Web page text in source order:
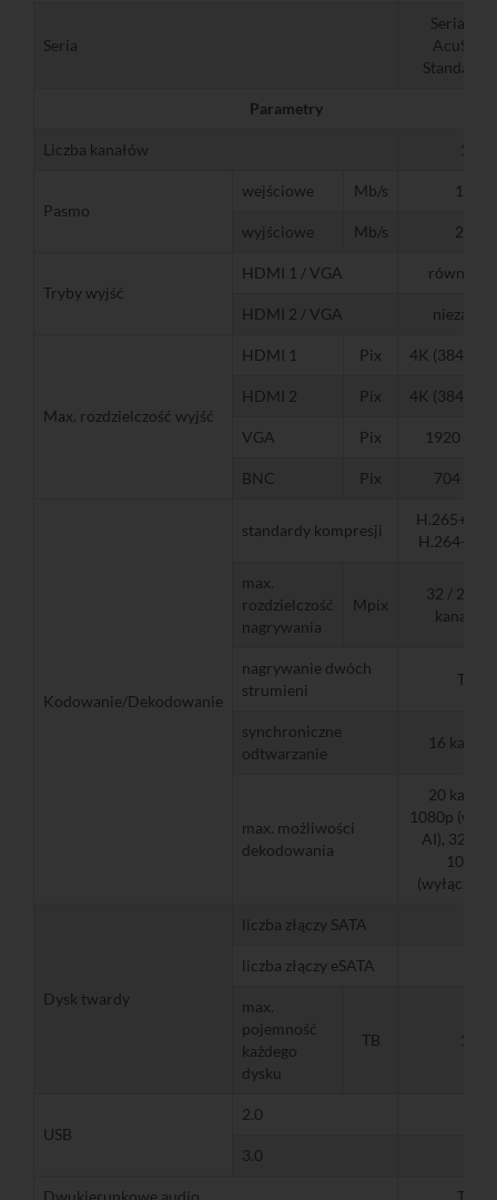
Seria
Seria
Parametry
Liczba kanałów 16
Pasmo
wejściowe Mb/s 160
wyjściowe Mb/s 256
Tryby wyjść
HDMI 1 / VGA
HDMI 2 / VGA
Max. rozdzielczość wyjść
HDMI 1 Pix 4K (3840 x
HDMI 2 Pix 4K (3840 x
VGA Pix 1920 x
BNC Pix 704 x
Kodowanie/Dekodowanie
standardy kompresji
H.265+,
H.264+,
max.
rozdzielczość
nagrywania
Mpix
32 / 24
nagrywanie dwóch
strumieni
Tak
synchroniczne
odtwarzanie
16
max. możliwości
dekodowania
20
1080p
AI), 32
1080p
Dysk twardy
liczba złączy SATA
liczba złączy eSATA
max.
pojemność
każdego
dysku
TB 10
USB
2.0
3.0